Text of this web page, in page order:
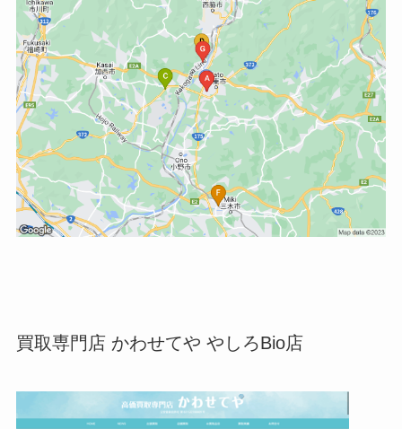
買取専門店 かわせてや やしろBio店